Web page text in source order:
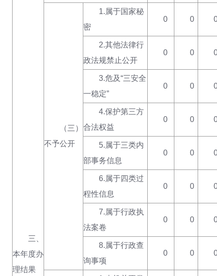
三、
本年度办
理结果
（三）
不予公开
1.属于国家秘
密
0 0
2.其他法律行
政法规禁止公开
0 0
3.危及“三安全
一稳定”
0 0
4.保护第三方
合法权益
0 0
5.属于三类内
部事务信息
0 0
6.属于四类过
程性信息
0 0
7.属于行政执
法案卷
0 0
8.属于行政查
询事项
0 0